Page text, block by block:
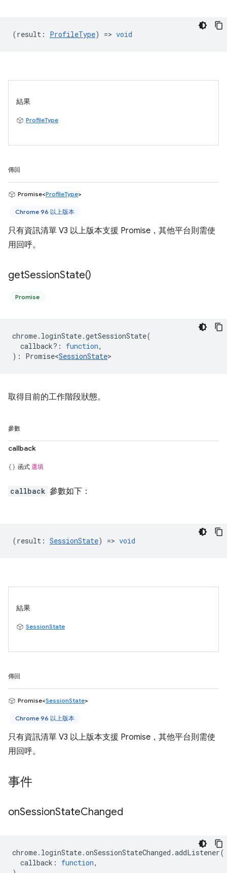
(result : ProfileType) => void
結果
ProfileType
傳回
Promise<ProfileType>
Chrome 96 以上版本
只有資訊清單 V3 以上版本支援 Promise，其他平台則需使
用回呼。
getSessionState()
Promise
chrome. loginState.getSessionState(
callback? : function,
) : Promise<SessionState>
取得目前的工作階段狀態。
參數
callback
函式 選填
callback 參數如下：
(result : SessionState) => void
結果
SessionState
傳回
Promise<SessionState>
Chrome 96 以上版本
只有資訊清單 V3 以上版本支援 Promise，其他平台則需使
用回呼。
事件
onSessionStateChanged
chrome. loginState.onSessionStateChanged .addListener(
callback : function,